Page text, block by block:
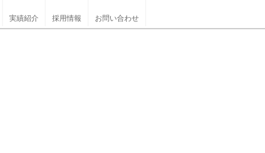
実績紹介 採用情報 お問い合わせ